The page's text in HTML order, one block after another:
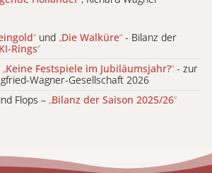
“ und „Die Walküre“ - Bilanz der
KI-Rings“
„Keine Festspiele im Jubiläumsjahr?“ - zur
Wagner-Gesellschaft 2026
Flops – „Bilanz der Saison 2025/26“